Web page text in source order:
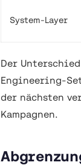
System-Layer
Der
Engineering-
der nächsten
Kampagnen.